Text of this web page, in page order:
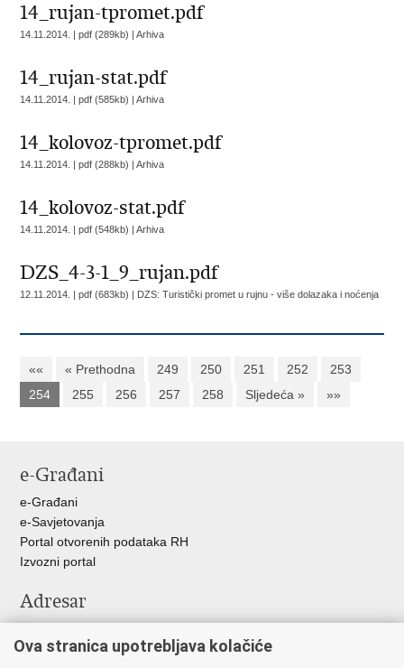
14_rujan-tpromet.pdf
14.11.2014. | pdf (289kb) |Arhiva
14_rujan-stat.pdf
14.11.2014. | pdf (585kb) |Arhiva
14_kolovoz-tpromet.pdf
14.11.2014. | pdf (288kb) |Arhiva
14_kolovoz-stat.pdf
14.11.2014. | pdf (548kb) |Arhiva
DZS_4-3-1_9_rujan.pdf
12.11.2014. | pdf (683kb) | DZS: Turistički promet u rujnu - više dolazaka i noćenja
«« « Prethodna 249 250 251 252
253
254
255 256 257 258 Sljedeća » »»
e-Građani
e-Građani
e-Savjetovanja
Portal otvorenih podataka RH
Izvozni portal
Adresar
Adresar tijela javne vlasti
Ova stranica upotrebljava kolačiće